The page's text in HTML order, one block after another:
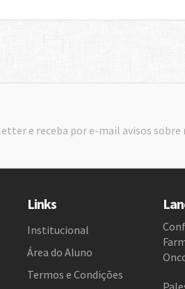
e receba por e-mail avisos sobre
Links
Institucional
Área do Aluno
Termos e Condições